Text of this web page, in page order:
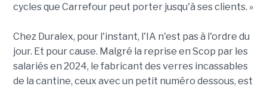
cycles que Carrefour peut porter jusqu'à ses clients. »
Chez Duralex, pour l'instant, l'IA n'est pas à l'ordre du
jour. Et pour cause. Malgré la reprise en Scop par les
salariés en 2024, le fabricant des verres incassables
de la cantine, ceux avec un petit numéro dessous, est